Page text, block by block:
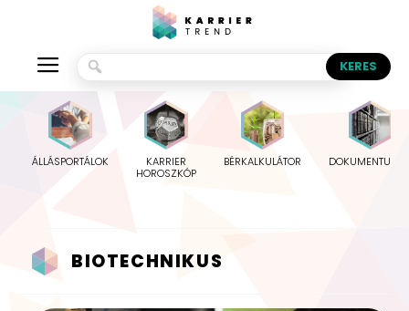
ÁLLÁSPORTÁLOK
KARRIER
HOROSZKÓP
BÉRKALKULÁTOR
BIOTECHNIKUS